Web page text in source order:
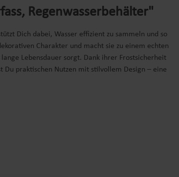
Regenwasserbehälter"
Dich dabei, Wasser effizient zu sammeln und so
Charakter und macht sie zu einem echten
Lebensdauer sorgt. Dank ihrer Frostsicherheit
Du praktischen Nutzen mit stilvollem Design – eine